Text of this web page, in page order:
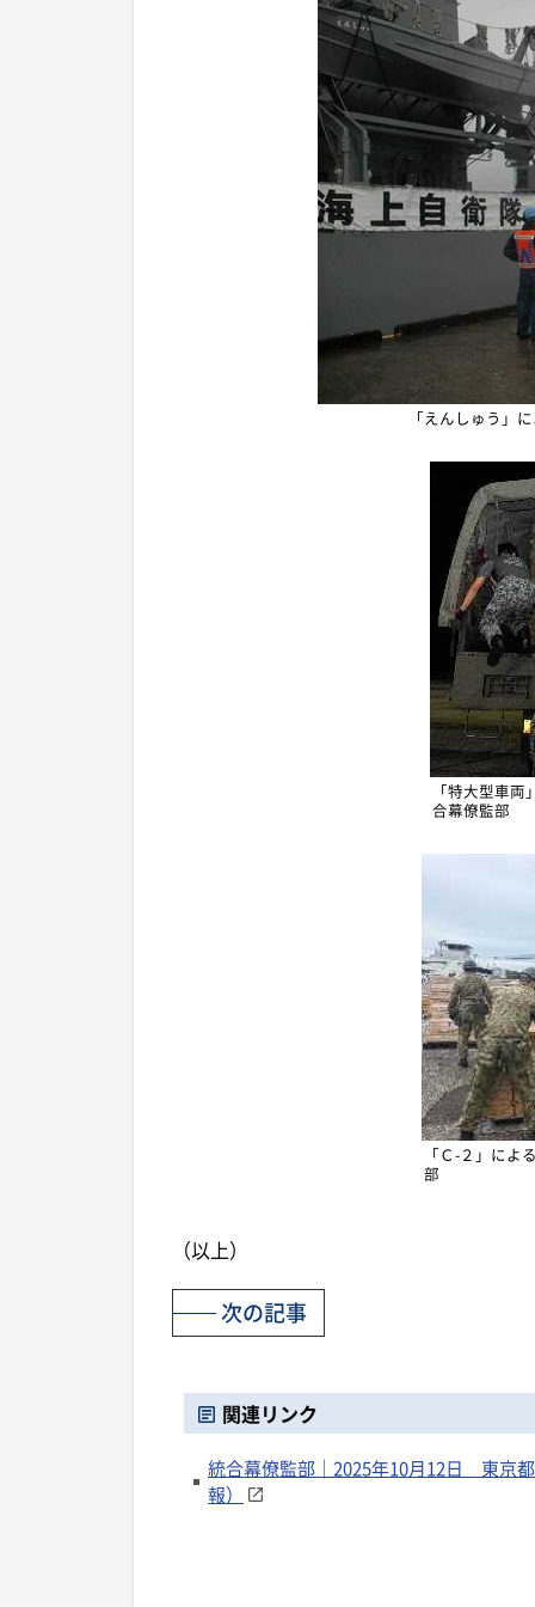
「えんしゅう」
「特大型車
合幕僚監部
「Ｃ-２」によ
部
（以上）
次の記事
関連リンク
統合幕僚監部｜2025年10月12日 東京
報）